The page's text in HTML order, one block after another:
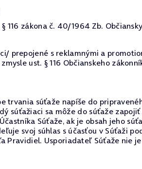
zákona č. 40/1964 Zb.
prepojené s reklamnými a
ust. § 116 Občianskeho
trvania súťaže napíše do
súťažiaci sa môže do súťaže
Súťaže, ak je obsah jeho
svoj súhlas s účasťou v Súťaži
Pravidiel. Usporiadateľ Súťaže nie